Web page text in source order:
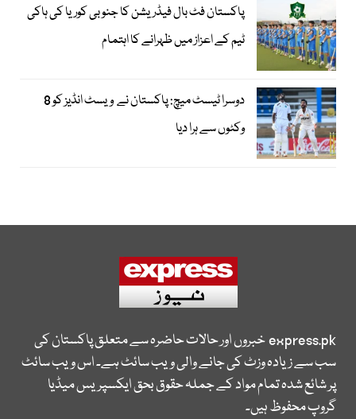
پاکستان فٹ بال فیڈریشن کا جنوبی کوریا کی ہاکی
ٹیم کے اعزاز میں ظہرانے کا اہتمام
دوسرا ٹیسٹ میچ: پاکستان نے ویسٹ انڈیز کو 8
وکٹوں سے ہرا دیا
express.pkخبروں اور حالات حاضرہ سے متعلق پاکستان کی
سب سے زیادہ وزٹ کی جانے والی ویب سائٹ ہے۔ اس ویب سائٹ
پر شائع شدہ تمام مواد کے جملہ حقوق بحق ایکسپریس میڈیا
گروپ محفوظ ہیں۔